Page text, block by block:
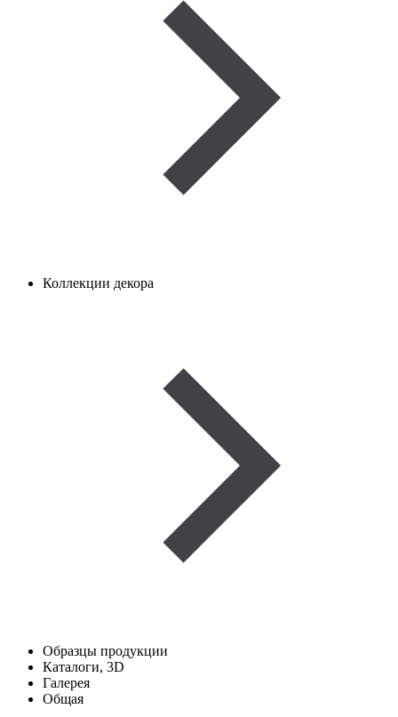
Коллекции декора
Образцы продукции
Каталоги, 3D
Галерея
Общая